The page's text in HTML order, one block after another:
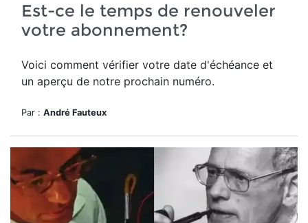
Est-ce le temps de renouveler
votre abonnement?
Voici comment vérifier votre date d'échéance et
un aperçu de notre prochain numéro.
Par : André Fauteux